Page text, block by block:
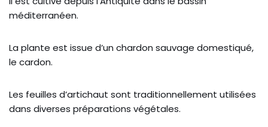
méditerranéen.
La plante est issue d’un chardon sauvage domestiqué,
le cardon.
Les feuilles d’artichaut sont traditionnellement utilisées
dans diverses préparations végétales.